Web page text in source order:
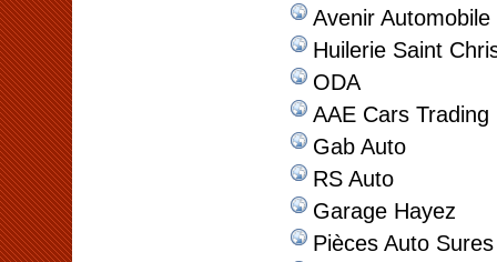
Avenir Automobile
Huilerie Saint
ODA
AAE Cars Trading
Gab Auto
RS Auto
Garage Hayez
Pièces Auto Sures